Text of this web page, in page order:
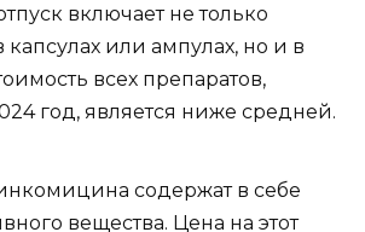
включает не только
или ампулах, но и в
всех препаратов,
год, является ниже средней.
содержат в себе
вещества. Цена на этот